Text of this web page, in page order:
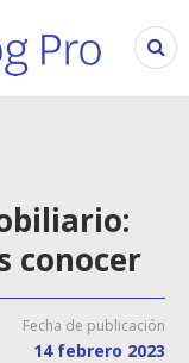
conocer
Fecha de publicación
14 febrero 2023